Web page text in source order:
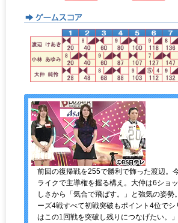
前回の復帰戦を255で勝利で飾った渡辺。
ライクで主導権を握る構え。大仲は6ショ
しさから「気合で飛ばす。」と強気の姿勢
ーズ4戦すべて初戦突破もポイント4位で
はこの1回戦を突破し残りにつなげたい。